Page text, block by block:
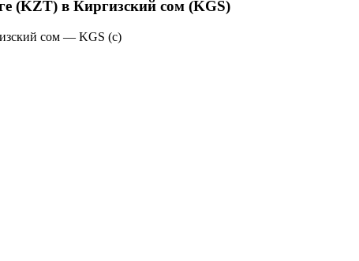
(KZT) в Киргизский сом (KGS)
сом — KGS (с)